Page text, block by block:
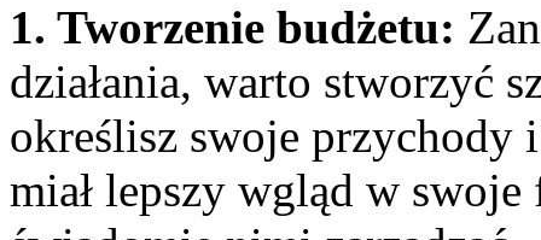
1. Tworzenie budżetu:
działania, warto stworzyć
określisz swoje przychody
miał ⁢lepszy⁤ wgląd w